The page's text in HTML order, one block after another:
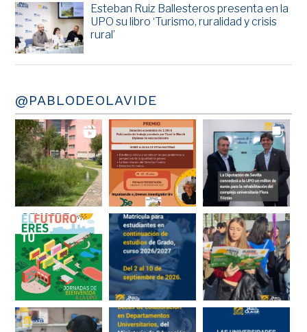
Esteban Ruiz Ballesteros presenta en la
UPO su libro ‘Turismo, ruralidad y crisis
rural’
@PABLODEOLAVIDE